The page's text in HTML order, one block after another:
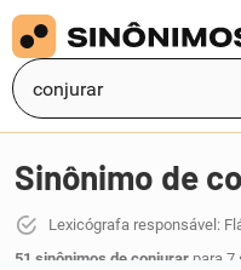
Sinônimo de
Lexicógrafa responsável:
51 sinônimos de conjurar para 7